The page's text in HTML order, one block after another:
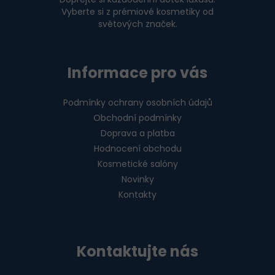
Vyberte si z prémiové kosmetiky od
světových značek.
Informace pro vás
Podmínky ochrany osobních údajů
Obchodní podmínky
Doprava a platba
Hodnocení obchodu
Kosmetické salóny
Novinky
Kontakty
Kontaktujte nás